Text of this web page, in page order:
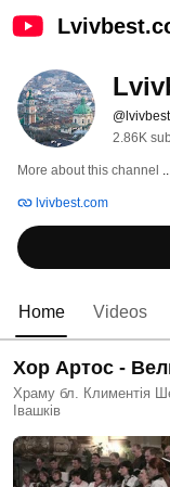
@lvivbest
2.86K
More about this channel
lvivbest.com
Home Videos
Хор Артос -
Храму бл. Климентія
Івашків